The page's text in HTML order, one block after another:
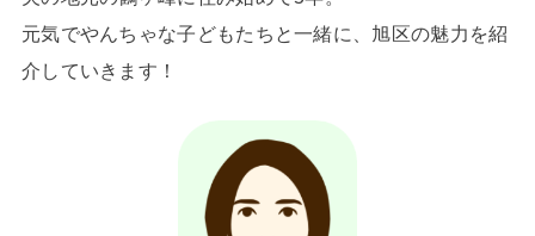
元気でやんちゃな子どもたちと一緒に、旭区の魅力を紹
介していきます！